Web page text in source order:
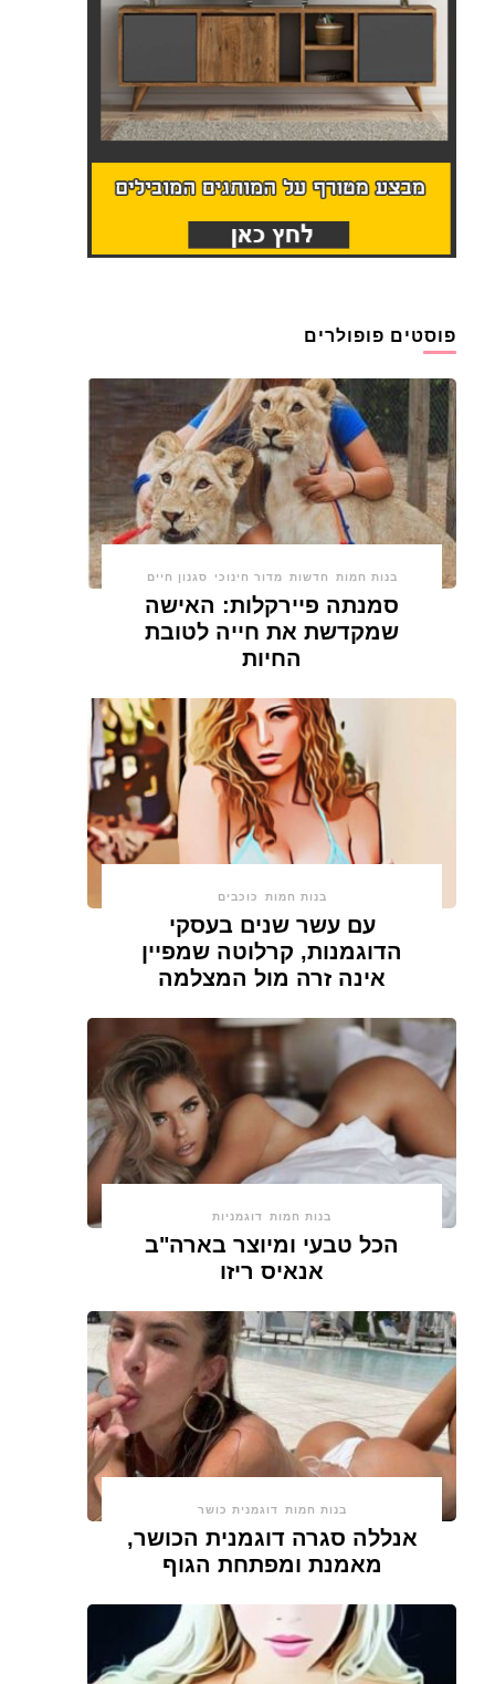
פוסטים פופולרים
בנות חמות חדשות מדור חינוכי סגנון חיים
סמנתה פיירקלות: האישה
שמקדשת את חייה לטובת
החיות
בנות חמות כוכבים
עם עשר שנים בעסקי
הדוגמנות, קרלוטה שמפיין
אינה זרה מול המצלמה
בנות חמות דוגמניות
הכל טבעי ומיוצר בארה"ב
אנאיס ריזו
בנות חמות דוגמנית כושר
אנללה סגרה דוגמנית הכושר,
מאמנת ומפתחת הגוף